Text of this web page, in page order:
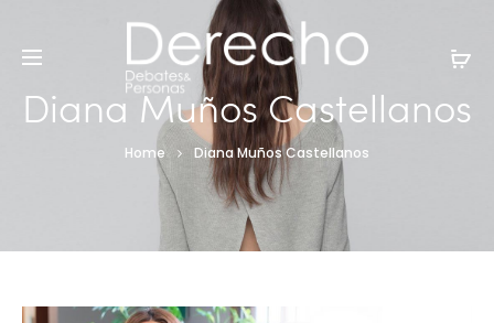
Diana Muños Castellanos
Home Diana Muños Castellanos